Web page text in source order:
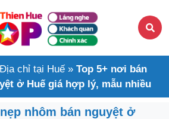
chỉ tại Huế » Top 5+ nơi bán
ở Huế giá hợp lý, mẫu nhiều
nhôm bán nguyệt ở